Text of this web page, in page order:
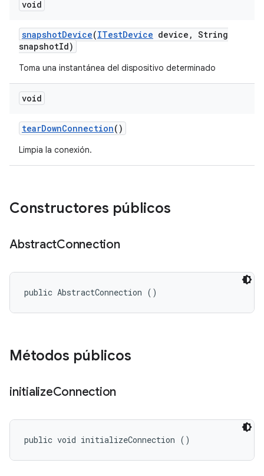
void
snapshotDevice(ITestDevice device , String
snapshotId)
Toma una instantánea del dispositivo determinado
void
tearDownConnection()
Limpia la conexión.
Constructores públicos
AbstractConnection
public AbstractConnection ()
Métodos públicos
initializeConnection
public void initializeConnection ()